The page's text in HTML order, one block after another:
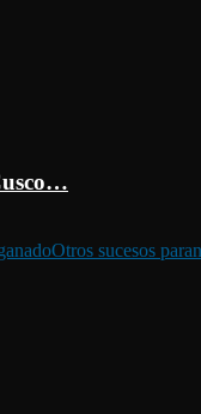
Otros sucesos